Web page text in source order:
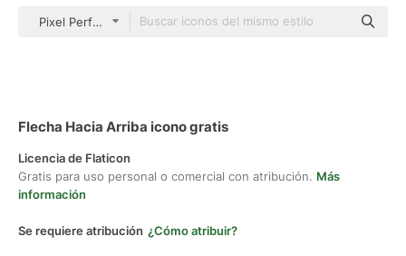
Pixel Perfect Tritone
Flecha Hacia Arriba icono gratis
Licencia de Flaticon
Gratis para uso personal o comercial con atribución. Más
información
Se requiere atribución ¿Cómo atribuir?